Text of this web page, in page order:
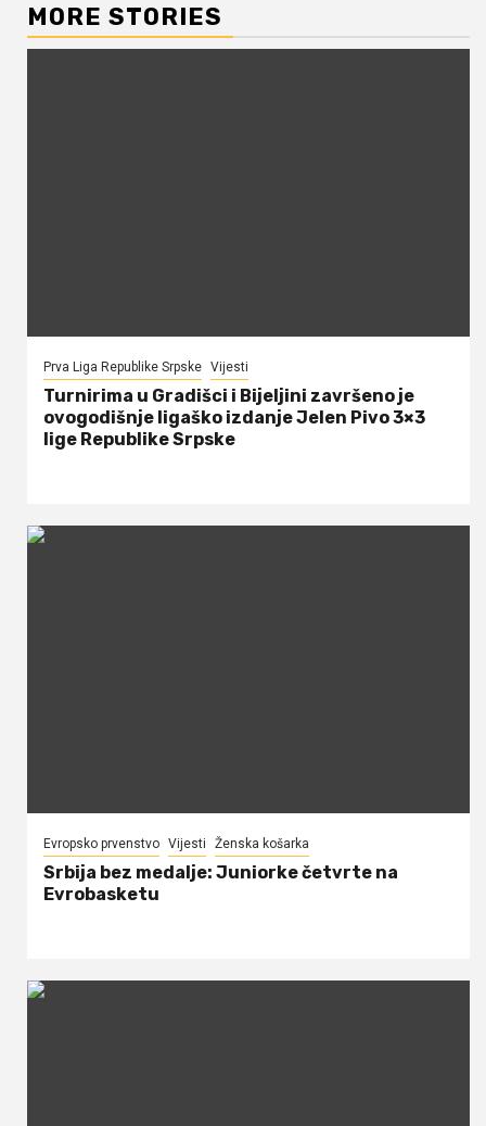
MORE STORIES
Prva Liga Republike Srpske Vijesti
Turnirima u Gradišci i Bijeljini završeno je
ovogodišnje ligaško izdanje Jelen Pivo 3×3
lige Republike Srpske
Evropsko prvenstvo Vijesti Ženska košarka
Srbija bez medalje: Juniorke četvrte na
Evrobasketu